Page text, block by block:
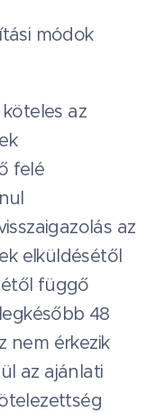
módok
az
felé
az
elküldésétől
függő
48
nem érkezik
az ajánlati